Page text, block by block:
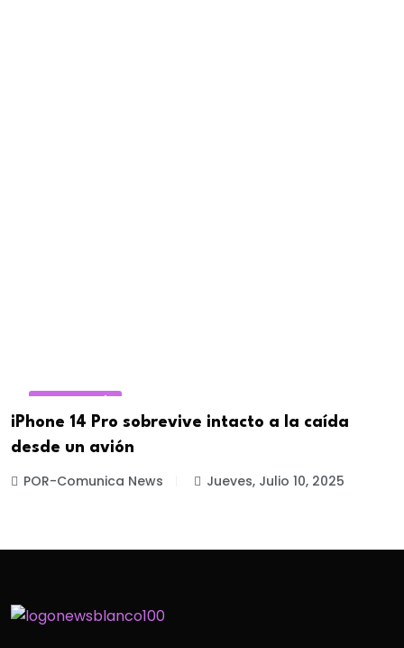
iPhone 14 Pro sobrevive intacto a la caída
desde un avión
POR-Comunica News Jueves, Julio 10, 2025